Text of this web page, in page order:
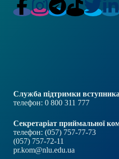
Служба підтримки вступника
телефон: 0 800 311 777
Секретаріат приймальної
телефон: (057) 757-77-73
(057) 757-72-11
pr.kom@nlu.edu.ua